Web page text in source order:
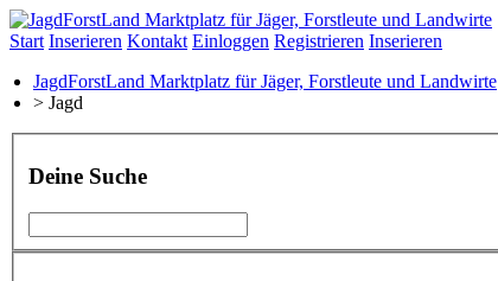
Start Inserieren Kontakt Einloggen Registrieren Inserieren
JagdForstLand Marktplatz für Jäger, Forstleute und Landwirte
> Jagd
Deine Suche